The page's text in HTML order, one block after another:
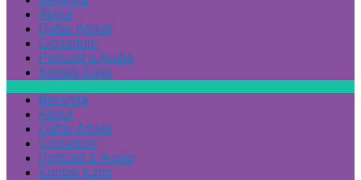
About
Daftar Artikel
Glosarium
Podcast & Audio
Kontak Kami
Beranda
About
Daftar Artikel
Glosarium
Podcast & Audio
Kontak Kami